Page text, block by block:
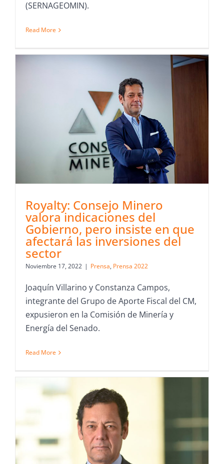
(SERNAGEOMIN).
Read More
Royalty: Consejo Minero
valora indicaciones del
Gobierno, pero insiste en que
afectará las inversiones del
sector
Noviembre 17, 2022 | Prensa, Prensa 2022
Joaquín Villarino y Constanza Campos,
integrante del Grupo de Aporte Fiscal del CM,
expusieron en la Comisión de Minería y
Energía del Senado.
Read More